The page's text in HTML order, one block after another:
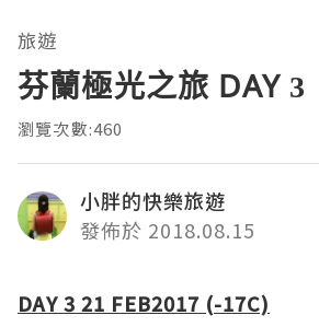
旅遊
芬蘭極光之旅 DAY 3
瀏覽次數:460
小胖的快樂旅遊
發佈於 2018.08.15
DAY 3 21 FEB2017 (-17C)